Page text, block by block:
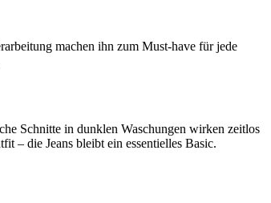
machen ihn zum Must-have für jede
Schnitte in dunklen Waschungen wirken zeitlos
– die Jeans bleibt ein essentielles Basic.